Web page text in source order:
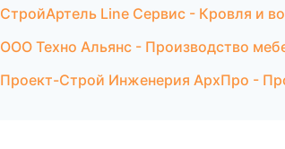
СтройАртель Line Сервис - Кровля и
ООО Техно Альянс - Производство
Проект-Строй Инженерия АрхПро -